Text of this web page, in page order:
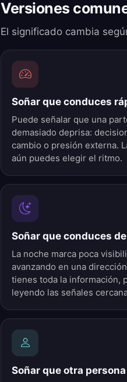
Versiones
El significado cambia
Soñar que conduces
Puede señalar que una
demasiado deprisa:
cambio o presión externa.
aún puedes elegir el ritmo.
Soñar que conduces
La noche marca poca
avanzando en una
tienes toda la información,
leyendo las señales
Soñar que otra